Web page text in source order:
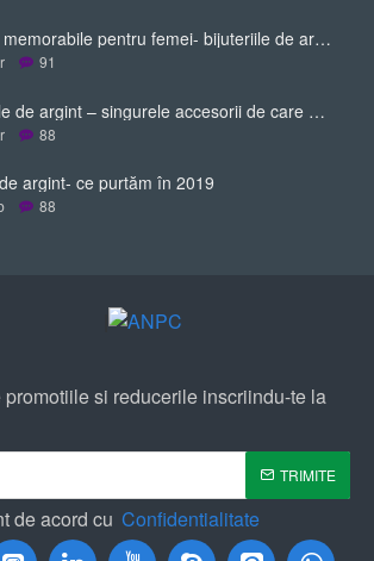
Cadouri memorabile pentru femei- bijuteriile de argint
91
Ceasurile de argint – singurele accesorii de care ai nevoie pentru a-ți completa ținuta
88
argint- ce purtăm în 2019
88
si reducerile inscriindu-te la
TRIMITE
de acord cu Confidentialitate